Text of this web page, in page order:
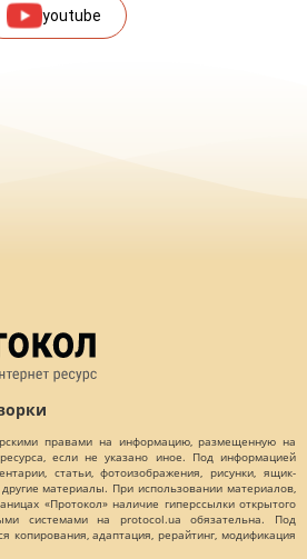
youtube
правами на информацию, размещенную на
если не указано иное. Под информацией
статьи, фотоизображения, рисунки, ящик-
материалы. При использовании материалов,
«Протокол» наличие гиперссылки открытого
системами на protocol.ua обязательна. Под
копирования, адаптация, рерайтинг, модификация